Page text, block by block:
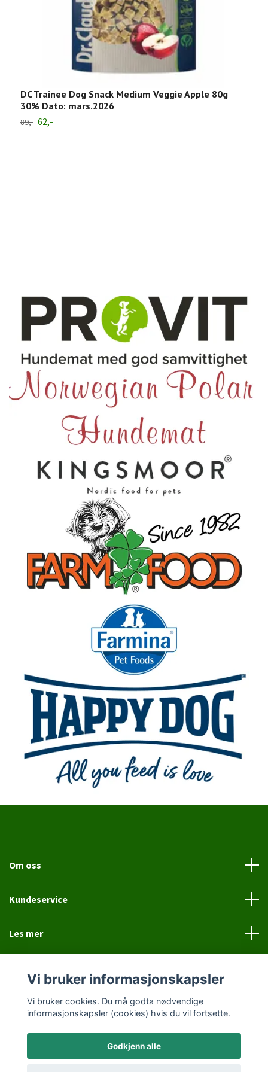
DC Trainee Dog Snack Medium Veggie Apple 80g
30% Dato: mars.2026
89,- 62,-
Om oss
Kundeservice
Les mer
Vi bruker informasjonskapsler
Vi bruker cookies. Du må godta nødvendige
informasjonskapsler (cookies) hvis du vil fortsette.
Godkjenn alle